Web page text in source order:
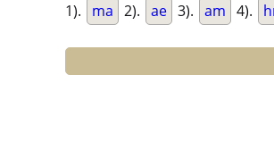
1). ma 2). ae 3). am 4).